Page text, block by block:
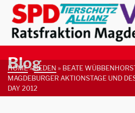
Blog
HOME»REDEN » BEATE
MAGDEBURGER AKTIONSTAGE UND
DAY 2012